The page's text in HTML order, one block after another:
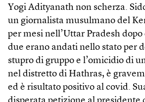
Yogi Adityanath non scherza.
un giornalista musulmano del
per mesi nell’Uttar Pradesh
due erano andati nello stato per
stupro di gruppo e l’omicidio di
nel distretto di Hathras, è
ed è risultato positivo al covid.